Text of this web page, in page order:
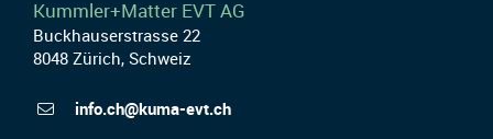
Kummler+Matter EVT AG
Buckhauserstrasse 22
8048 Zürich, Schweiz
info.ch@kuma-evt.ch